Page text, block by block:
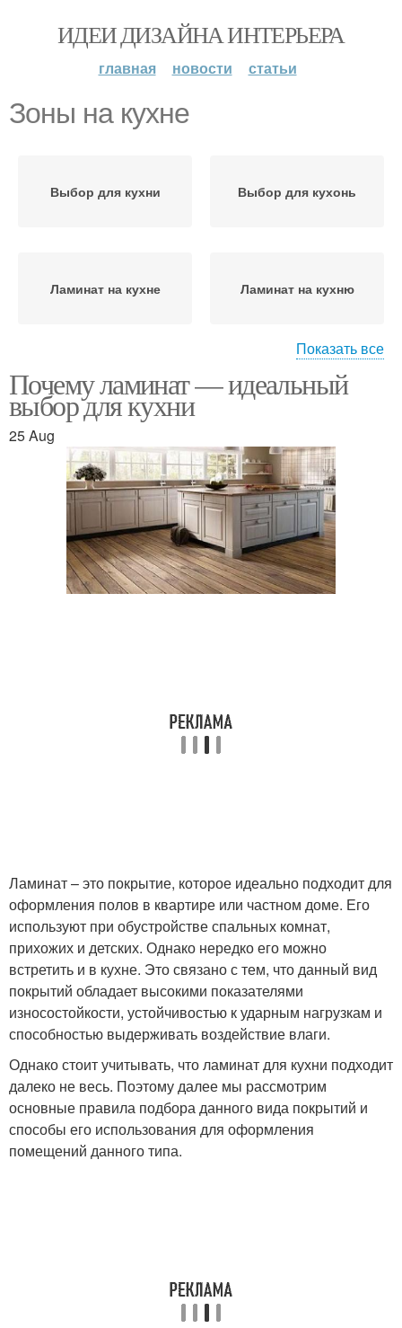
ИДЕИ ДИЗАЙНА ИНТЕРЬЕРА
главная новости статьи
Зоны на кухне
Выбор для кухни Выбор для кухонь
Ламинат на кухне Ламинат на кухню
Ламинат для кухни
Показать все
Почему ламинат — идеальный
выбор для кухни
25 Aug
Ламинат – это покрытие, которое идеально подходит для
оформления полов в квартире или частном доме. Его
используют при обустройстве спальных комнат,
прихожих и детских. Однако нередко его можно
встретить и в кухне. Это связано с тем, что данный вид
покрытий обладает высокими показателями
износостойкости, устойчивостью к ударным нагрузкам и
способностью выдерживать воздействие влаги.
Однако стоит учитывать, что ламинат для кухни подходит
далеко не весь. Поэтому далее мы рассмотрим
основные правила подбора данного вида покрытий и
способы его использования для оформления
помещений данного типа.